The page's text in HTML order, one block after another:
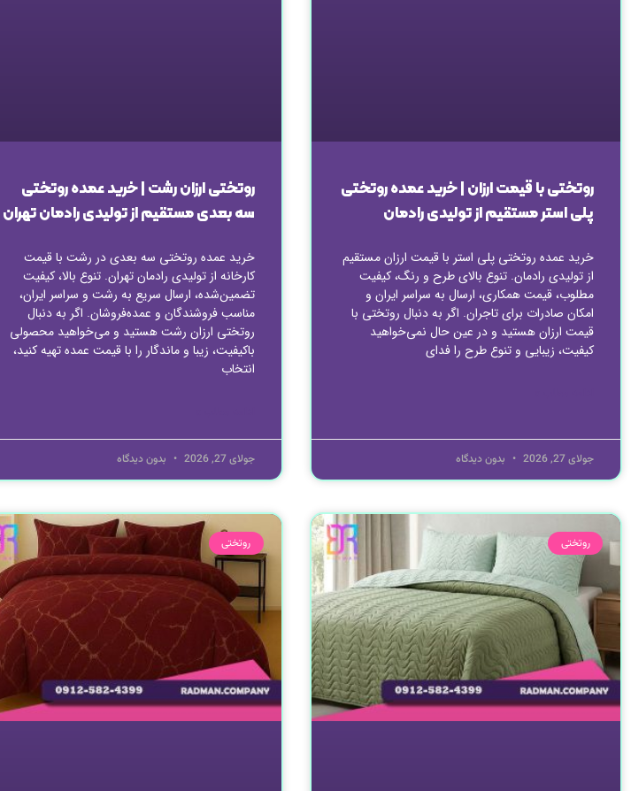
روتختی با قیمت ارزان | خرید عمده روتختی
پلی استر مستقیم از تولیدی رادمان
خرید عمده روتختی پلی استر با قیمت ارزان مستقیم
از تولیدی رادمان. تنوع بالای طرح و رنگ، کیفیت
مطلوب، قیمت همکاری، ارسال به سراسر ایران و
امکان صادرات برای تاجران. اگر به دنبال روتختی با
قیمت ارزان هستید و در عین حال نمی‌خواهید
کیفیت، زیبایی و تنوع طرح را فدای
جولای 27, 2026 بدون دیدگاه
روتختی ارزان رشت | خرید عمده روتختی
سه بعدی مستقیم از تولیدی رادمان تهران
خرید عمده روتختی سه بعدی در رشت با قیمت
کارخانه از تولیدی رادمان تهران. تنوع بالا، کیفیت
تضمین‌شده، ارسال سریع به رشت و سراسر ایران،
مناسب فروشندگان و عمده‌فروشان. اگر به دنبال
روتختی ارزان رشت هستید و می‌خواهید محصولی
باکیفیت، زیبا و ماندگار را با قیمت عمده تهیه کنید،
انتخاب
جولای 27, 2026 بدون دیدگاه
روتختی روتختی